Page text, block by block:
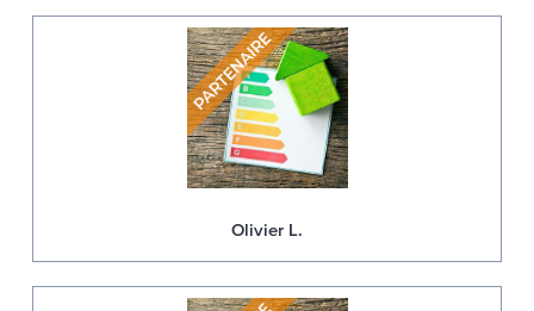
Olivier L.